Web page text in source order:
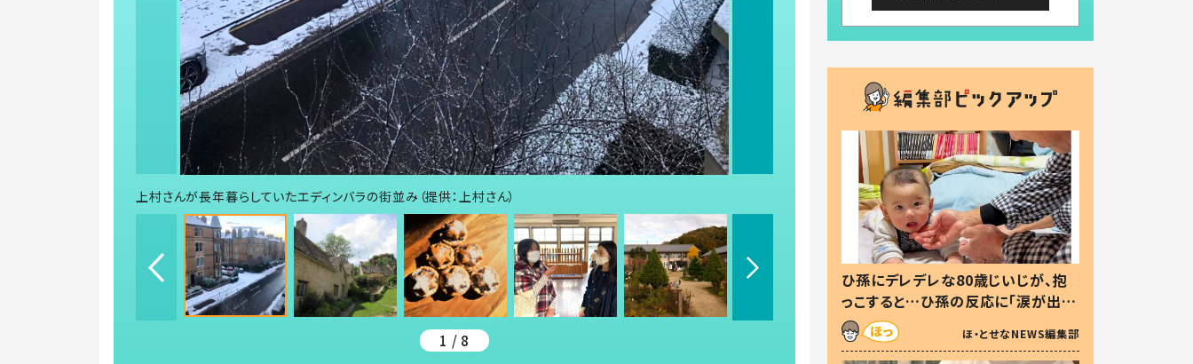
上村さんが長年暮らしていたエディンバラの街並み（提供：上村さん）
1 / 8
ひ孫にデレデレな80歳じいじが、抱
っこすると…ひ孫の反応に「涙が出ま
した」「可愛くて仕方ない」
ほ・とせなNEWS編集部